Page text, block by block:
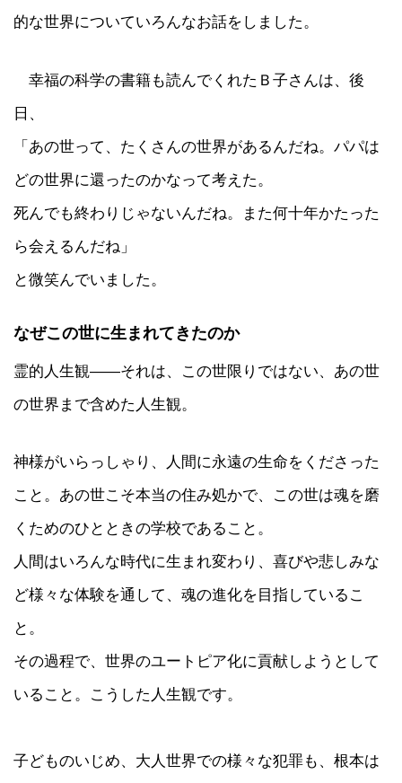
的な世界についていろんなお話をしました。
幸福の科学の書籍も読んでくれたＢ子さんは、後
日、
「あの世って、たくさんの世界があるんだね。パパは
どの世界に還ったのかなって考えた。
死んでも終わりじゃないんだね。また何十年かたった
ら会えるんだね」
と微笑んでいました。
なぜこの世に生まれてきたのか
霊的人生観――それは、この世限りではない、あの世
の世界まで含めた人生観。
神様がいらっしゃり、人間に永遠の生命をくださった
こと。あの世こそ本当の住み処かで、この世は魂を磨
くためのひとときの学校であること。
人間はいろんな時代に生まれ変わり、喜びや悲しみな
ど様々な体験を通して、魂の進化を目指しているこ
と。
その過程で、世界のユートピア化に貢献しようとして
いること。こうした人生観です。
子どものいじめ、大人世界での様々な犯罪も、根本は